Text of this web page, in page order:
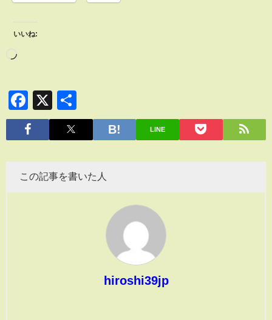
いいね:
Facebook
X
有
LINE
この記事を書いた人
hiroshi39jp